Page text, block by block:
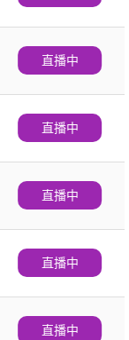
直播中
直播中
直播中
直播中
直播中